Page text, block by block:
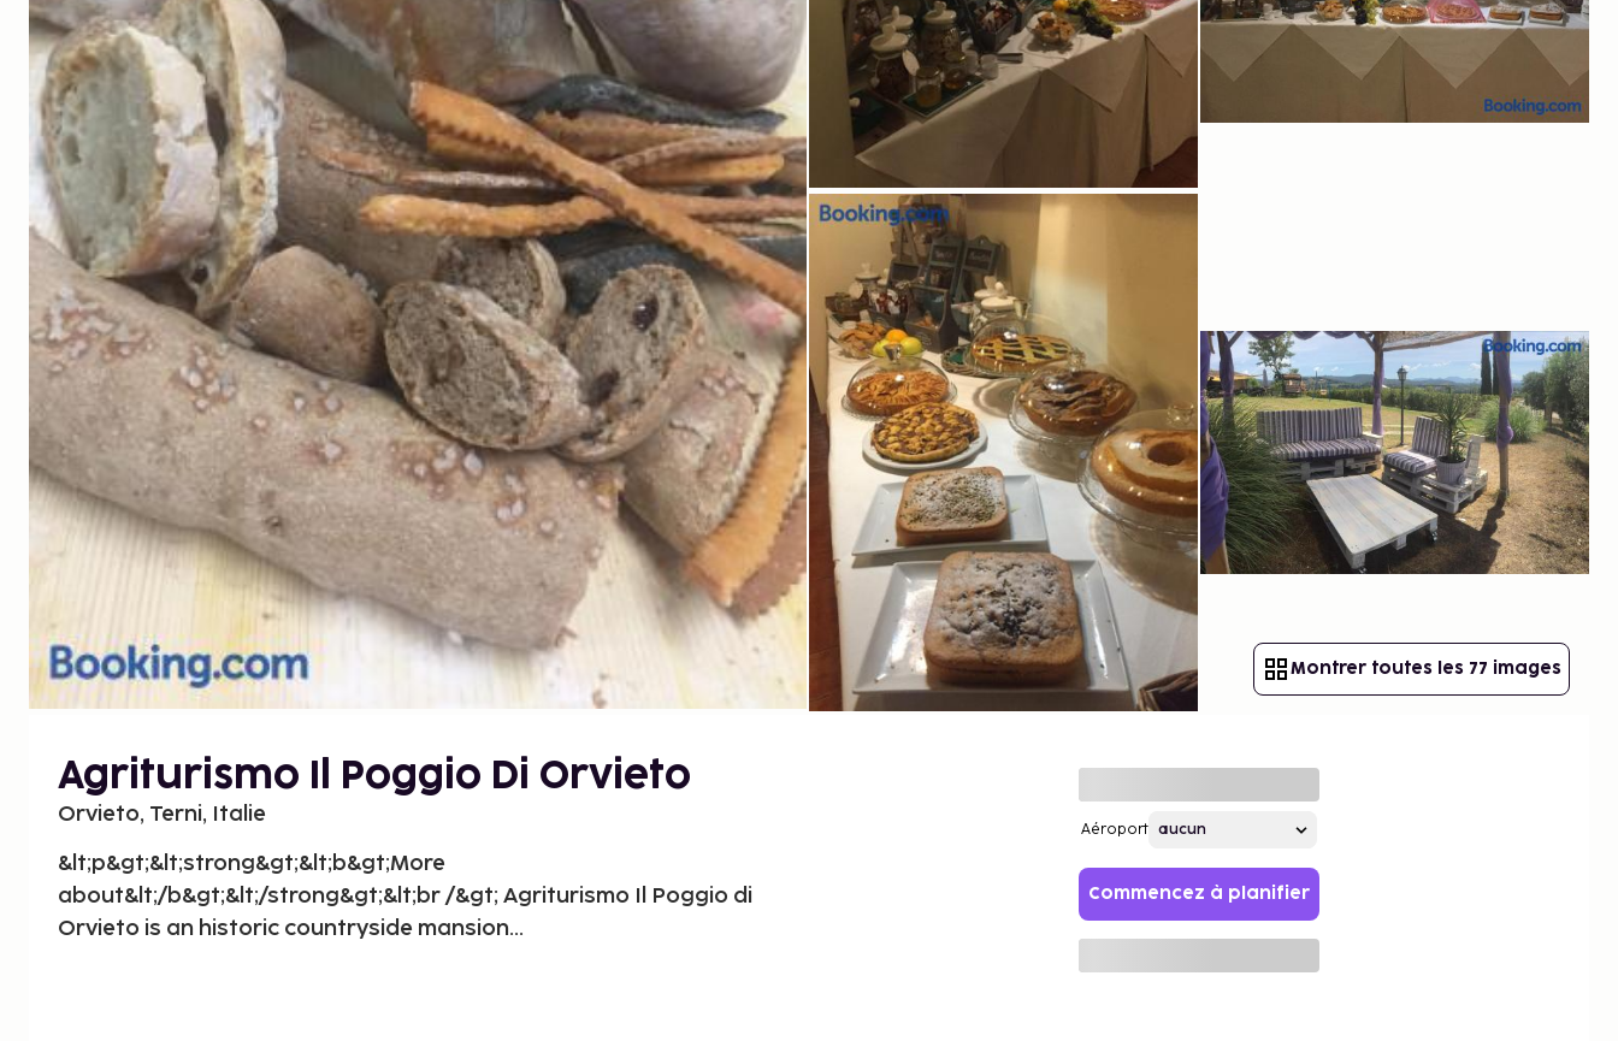
Montrer toutes les 77 images
Agriturismo Il Poggio Di Orvieto
Orvieto, Terni, Italie
&lt;p&gt;&lt;strong&gt;&lt;b&gt;More
about&lt;/b&gt;&lt;/strong&gt;&lt;br /&gt; Agriturismo Il Poggio di
Orvieto is an historic countryside mansion...
Aéroport
Commencez à planifier